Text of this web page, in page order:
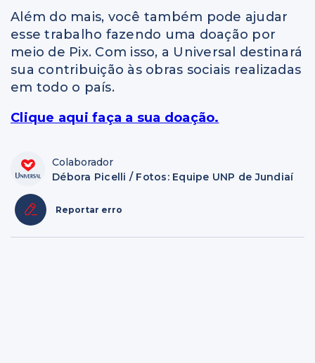
Além do mais, você também pode ajudar
esse trabalho fazendo uma doação por
meio de Pix. Com isso, a Universal destinará
sua contribuição às obras sociais realizadas
em todo o país.
Clique aqui faça a sua doação.
Colaborador
Débora Picelli / Fotos: Equipe UNP de Jundiaí
Reportar erro